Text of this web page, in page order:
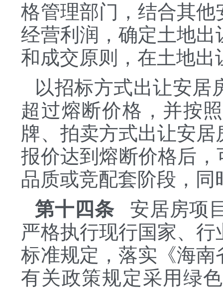
格管理部门，结合其
经营利润，确定土地
和成交原则，在土地
以招标方式出让安居
超过熔断价格，并按
牌、拍卖方式出让安
报价达到熔断价格后
品质或竞配套阶段，
第十四条 安居房项
严格执行现行国家、
标准规定，落实《海
有关政策规定采用绿